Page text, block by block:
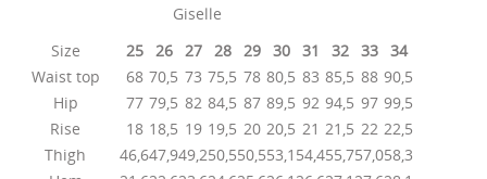
Obuwie damskie
Basic damski
Komplety damskie
Obuwie męskie
Basic męski
Premium Line
Giselle
Size
25 26 27 28 29 30 31 32 33
34
Waist top
68 70,5 73 75,5 78 80,5 83 85,5 88 90,5
Hip
77 79,5 82 84,5 87 89,5 92 94,5 97 99,5
Rise
18 18,5 19 19,5 20 20,5 21 21,5 22 22,5
Thigh
46,647,949,250,550,553,1 54,455,757,058,3